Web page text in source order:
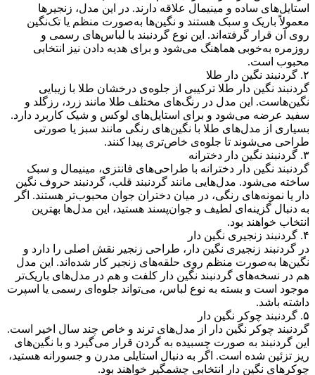
استایل‌های ساده و مینیمال علاقه دارند. در این مدل، زنجیرها
معمولاً باریک و سبک هستند و نگین‌ها به‌صورت منظم یا تک‌نگین
روی آن قرار گرفته‌اند. این نوع گردنبند با لباس‌های رسمی و
روزمره به‌خوبی هماهنگ می‌شود و برای هدیه دادن نیز انتخابی
محبوب است.
۲. گردنبند نگین ‌دار طلا
گردنبند نگین دار طلا ترکیبی از جلوه‌ی درخشان طلا با زیبایی
نگین‌هاست. این مدل در رنگ‌های مختلف طلا مانند زرد، رزگلد و
سفید عرضه می‌شود و برای استایل‌های لوکس و شیک کاربرد دارد.
بسیاری از مدل‌های طلا با نگین‌های رنگی مانند سبز یا صورتی
طراحی می‌شوند تا جلوه‌ی خاص‌تری پیدا کنند.
۳. گردنبند نگین ‌دار دخترانه
گردنبند نگین دار دخترانه با طراحی‌های فانتزی، مینیمال و سبک
ساخته می‌شود. مدل‌هایی مانند گردنبند قلب، گردنبند حروف نگین
دار یا نمونه‌های رنگی، در میان دختران جوان محبوب‌تر هستند. اگر
به دنبال گزینه‌ای لطیف و جوان‌پسند هستید، این مدل‌ها بهترین
انتخاب خواهند بود.
۴. گردنبند زنجیری نگین ‌دار
در گردنبند زنجیری نگین دار، طراحی زنجیر نقش اصلی را دارد و
نگین‌ها به‌صورت منظم روی حلقه‌های زنجیر کار شده‌اند. این مدل
هم در نسخه‌های گردنبند نگین دار کلفت و هم در مدل‌های باریک‌تر
موجود است و بسته به نوع لباس، می‌تواند جلوه‌ای رسمی یا اسپرت
داشته باشد.
۵. گردنبند چوکر نگین ‌دار
گردنبند چوکر نگین دار از مدل‌های ترند و خاص چند سال اخیر است.
این گردنبند به صورت چسبیده به گردن قرار می‌گیرد و با نگین‌های
ریز تزئین شده است. اگر به دنبال استایلی مدرن و جسورانه هستید،
چوکرهای نگین ‌دار انتخابی چشمگیر خواهند بود.